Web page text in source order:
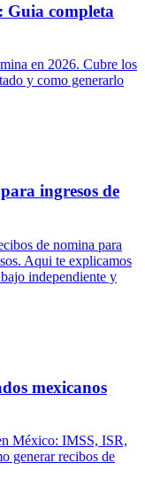
Guia completa
en 2026. Cubre los
y como generarlo
ingresos de
de nomina para
Aqui te explicamos
independiente y
mexicanos
México: IMSS, ISR,
generar recibos de